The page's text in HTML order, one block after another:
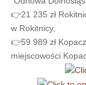
👉21 235 zł
w Rokitnicy,
👉59 989 zł
miejscowości